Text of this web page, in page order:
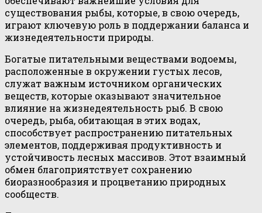
существования рыбы, которые, в свою очередь,
играют ключевую роль в поддержании баланса и
жизнедеятельности природы.
Богатые питательными веществами водоемы,
расположенные в окружении густых лесов,
служат важным источником органических
веществ, которые оказывают значительное
влияние на жизнедеятельность рыб. В свою
очередь, рыба, обитающая в этих водах,
способствует распространению питательных
элементов, поддерживая продуктивность и
устойчивость лесных массивов. Этот взаимный
обмен благоприятствует сохранению
биоразнообразия и процветанию природных
сообществ.